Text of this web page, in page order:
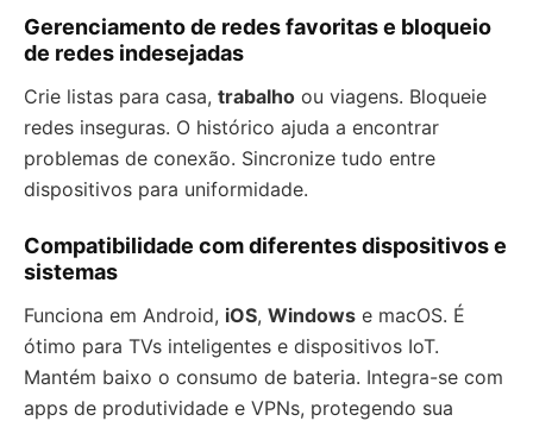
Gerenciamento de redes favoritas e bloqueio
de redes indesejadas
Crie listas para casa, trabalho ou viagens. Bloqueie
redes inseguras. O histórico ajuda a encontrar
problemas de conexão. Sincronize tudo entre
dispositivos para uniformidade.
Compatibilidade com diferentes dispositivos e
sistemas
Funciona em Android, iOS, Windows e macOS. É
ótimo para TVs inteligentes e dispositivos IoT.
Mantém baixo o consumo de bateria. Integra-se com
apps de produtividade e VPNs, protegendo sua